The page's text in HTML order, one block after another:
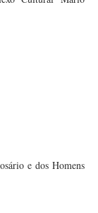
e dos Homens